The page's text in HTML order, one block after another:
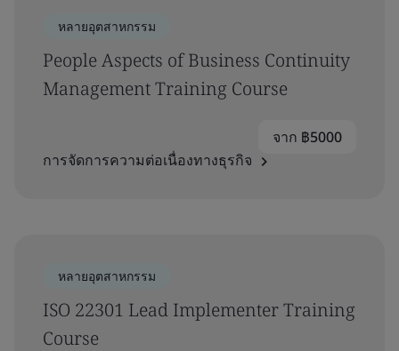
หลายอุตสาหกรรม
People Aspects of Business Continuity
Management Training Course
การจัดการความต่อเนื่องทางธุรกิจ
จาก ฿5000
หลายอุตสาหกรรม
ISO 22301 Lead Implementer Training
Course